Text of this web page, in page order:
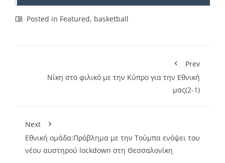
Posted in Featured, basketball
Prev
Νίκη στο φιλικό με την Κύπρο για την Εθνική
μας(2-1)
Next
Eθνική ομάδα:Πρόβλημα με την Τούμπα ενόψει του
νέου αυστηρού lockdown στη Θεσσαλονίκη